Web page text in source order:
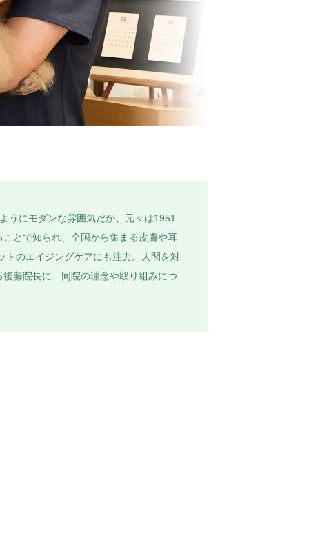
うにモダンな雰囲気だが、元々は1951
とで知られ、全国から集まる皮膚や耳
トのエイジングケアにも注力。人間を対
藤院長に、同院の理念や取り組みにつ